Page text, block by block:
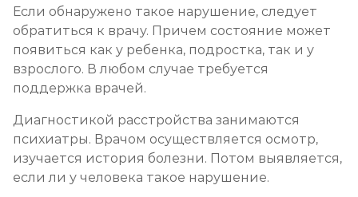
Если обнаружено такое нарушение, следует
обратиться к врачу. Причем состояние может
появиться как у ребенка, подростка, так и у
взрослого. В любом случае требуется
поддержка врачей.
Диагностикой расстройства занимаются
психиатры. Врачом осуществляется осмотр,
изучается история болезни. Потом выявляется,
если ли у человека такое нарушение.